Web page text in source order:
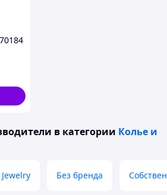
в категории Колье и
Без бренда